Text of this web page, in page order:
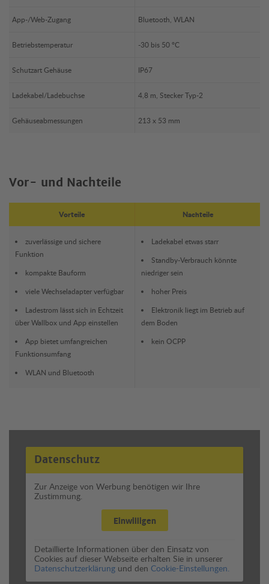
App-/Web-Zugang Bluetooth, WLAN
Betriebstemperatur -30 bis 50 °C
Schutzart Gehäuse IP67
Ladekabel/Ladebuchse 4,8 m, Stecker Typ-2
Gehäuseabmessungen 213 x 53 mm
Vor- und Nachteile
Vorteile Nachteile
zuverlässige und sichere
Funktion
kompakte Bauform
viele Wechseladapter verfügbar
Ladestrom lässt sich in Echtzeit
über Wallbox und App einstellen
App bietet umfangreichen
Funktionsumfang
WLAN und Bluetooth
Ladekabel etwas starr
Standby-Verbrauch könnte
niedriger sein
hoher Preis
Elektronik liegt im Betrieb auf
dem Boden
kein OCPP
Datenschutz
Zur Anzeige von Werbung benötigen wir Ihre
Zustimmung.
Einwilligen
Detaillierte Informationen über den Einsatz von
Cookies auf dieser Webseite erhalten Sie in unserer
Datenschutzerklärung und den Cookie-Einstellungen.